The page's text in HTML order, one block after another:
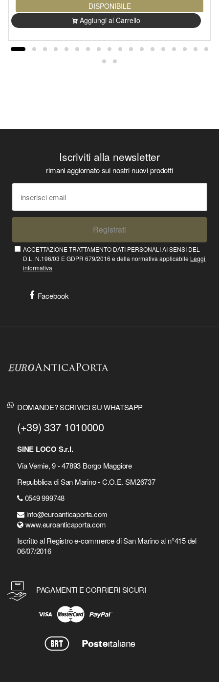
DISPONIBILE
Aggiungi al Carrello
Iscriviti alla newsletter
rimani aggiornato sui nostri nuovi prodotti
Registrati
ACCETTAZIONE TRATTAMENTO DATI PERSONALI AI SENSI DEL
D.L. N.196/03 E GDPR 679/2016 e della normativa applicabile Leggi
informativa
Facebook
DOMANDE? SCRIVICI SU WHATSAPP
(+39) 337 1010000
SINE LOCO S.r.l.
Via Vernie, 9 - 47893 Borgo Maggiore
Repubblica di San Marino - C.O.E. SM26737
0549 999748
info@euroanticaporta.com
www.euroanticaporta.com
Iscritto al Registro e-commerce di San Marino al n°415 del
06/07/2016
PAGAMENTI E CORRIERI SICURI